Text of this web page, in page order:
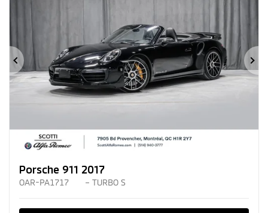
Précédent
Porsche 911 2017
OAR-PA1717 – TURBO S